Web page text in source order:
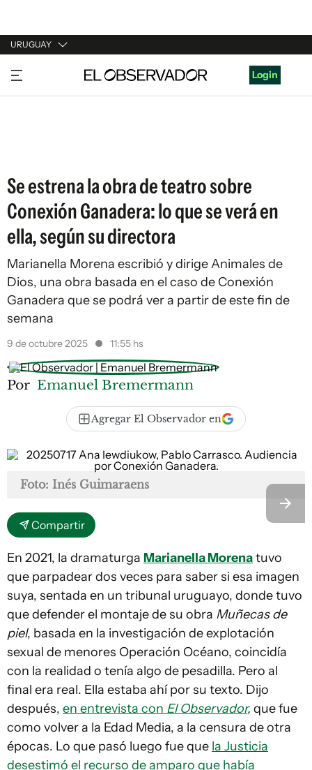
URUGUAY
URUGUAY
ARGENTINA
Login
Se estrena la obra de teatro sobre
Conexión Ganadera: lo que se verá en
ella, según su directora
Marianella Morena escribió y dirige Animales de
Dios, una obra basada en el caso de Conexión
Ganadera que se podrá ver a partir de este fin de
semana
9 de octubre 2025 11:55 hs
Por Emanuel Bremermann
Agregar El Observador en
Foto: Inés Guimaraens
Compartir
En 2021, la dramaturga Marianella Morenatuvo
que parpadear dos veces para saber si esa imagen
suya, sentada en un tribunal uruguayo, donde tuvo
que defender el montaje de su obra Muñecas de
piel, basada en la investigación de explotación
sexual de menores Operación Océano, coincidía
con la realidad o tenía algo de pesadilla. Pero al
final era real. Ella estaba ahí por su texto. Dijo
después, en entrevista con El Observador, que fue
como volver a la Edad Media, a la censura de otra
épocas. Lo que pasó luego fue que la Justicia
desestimó el recurso de amparo que había